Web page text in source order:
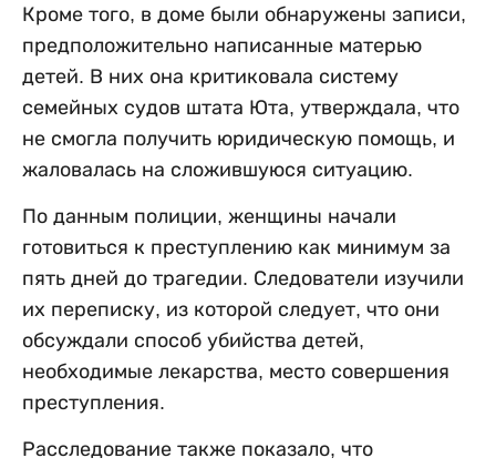
Кроме того, в доме были обнаружены записи,
предположительно написанные матерью
детей. В них она критиковала систему
семейных судов штата Юта, утверждала, что
не смогла получить юридическую помощь, и
жаловалась на сложившуюся ситуацию.
По данным полиции, женщины начали
готовиться к преступлению как минимум за
пять дней до трагедии. Следователи изучили
их переписку, из которой следует, что они
обсуждали способ убийства детей,
необходимые лекарства, место совершения
преступления.
Расследование также показало, что